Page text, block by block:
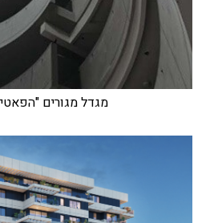
מגדל מגורים